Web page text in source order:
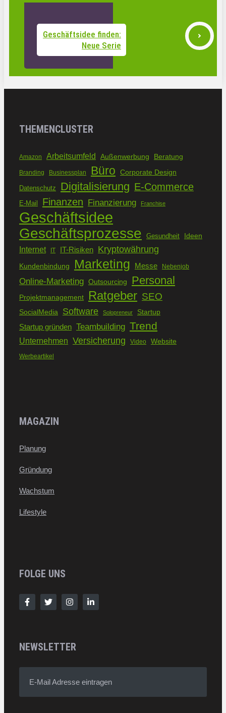
Geschäftsidee finden:
Neue Serie
THEMENCLUSTER
Amazon Arbeitsumfeld Außenwerbung Beratung
Branding Businessplan Büro Corporate Design
Datenschutz Digitalisierung E-Commerce
E-Mail Finanzen Finanzierung Franchise
Geschäftsidee
Geschäftsprozesse Gesundheit Ideen
Internet IT IT-Risiken Kryptowährung
Kundenbindung Marketing Messe Nebenjob
Online-Marketing Outsourcing Personal
Projektmanagement Ratgeber SEO
SocialMedia Software Solopreneur Startup
Startup gründen Teambuilding Trend
Unternehmen Versicherung Video Website
Werbeartikel
MAGAZIN
Planung
Gründung
Wachstum
Lifestyle
FOLGE UNS
NEWSLETTER
E-Mail Adresse eintragen